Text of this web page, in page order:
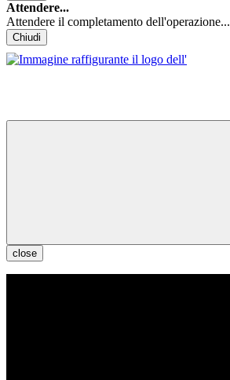
Attendere...
Attendere il completamento dell'operazione...
Chiudi
close